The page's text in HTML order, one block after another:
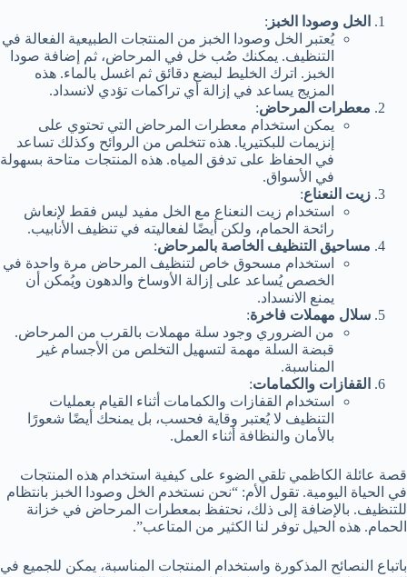
الخل وصودا الخبز :
يُعتبر الخل وصودا الخبز من المنتجات الطبيعية الفعالة في
التنظيف. يمكنك صُب خل في المرحاض، ثم إضافة صودا
الخبز. اترك الخليط لبضع دقائق ثم اغسل بالماء. هذه
المزيج يساعد في إزالة أي تراكمات تؤدي لانسداد.
معطرات المرحاض:
يمكن استخدام معطرات المرحاض التي تحتوي على
إنزيمات للبكتيريا. هذه تتخلص من الروائح وكذلك تساعد
في الحفاظ على تدفق المياه. هذه المنتجات متاحة بسهولة
في الأسواق.
زيت النعناع:
استخدام زيت النعناع مع الخل مفيد ليس فقط لإنعاش
رائحة الحمام، ولكن أيضًا لفعاليته في تنظيف الأنابيب.
مساحيق التنظيف الخاصة بالمرحاض:
استخدام مسحوق خاص لتنظيف المرحاض مرة واحدة في
الخصص يُساعد على إزالة الأوساخ والدهون ويُمكن أن
يمنع الانسداد.
سلال مهملات فاخرة:
من الضروري وجود سلة مهملات بالقرب من المرحاض.
قبضة السلة مهمة لتسهيل التخلص من الأجسام غير
المناسبة.
القفازات والكمامات:
استخدام القفازات والكمامات أثناء القيام بعمليات
التنظيف لا يُعتبر وقاية فحسب، بل يمنحك أيضًا شعورًا
بالأمان والنظافة أثناء العمل.
قصة عائلة الكاظمي تلقي الضوء على كيفية استخدام هذه المنتجات
في الحياة اليومية. تقول الأم: “نحن نستخدم الخل وصودا الخبز بانتظام
للتنظيف. بالإضافة إلى ذلك، نحتفظ بمعطرات المرحاض في خزانة
الحمام. هذه الحيل توفر لنا الكثير من المتاعب”.
باتباع النصائح المذكورة واستخدام المنتجات المناسبة، يمكن للجميع في